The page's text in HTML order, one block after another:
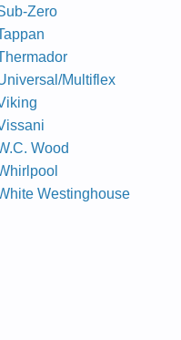
Zero
Multiflex
Wood
Westinghouse